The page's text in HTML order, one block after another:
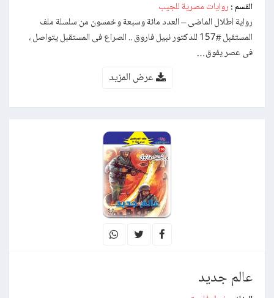
القسم : روايات مصرية للجيب
رواية أطلال الماضى – العدد مائة وسبعة وخمسون من سلسلة ملف
المستقبل #157 للدكتور نبيل فاروق .. الصراع فى المستقبل يتواصل ،
فى عصر يفوق…
عرض المزيد
عالم جديد